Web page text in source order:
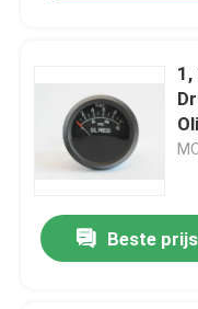
1,
Beste prijs